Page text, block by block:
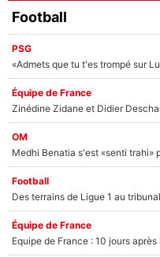
Football
PSG
Équipe de France
OM
Football
Équipe de France